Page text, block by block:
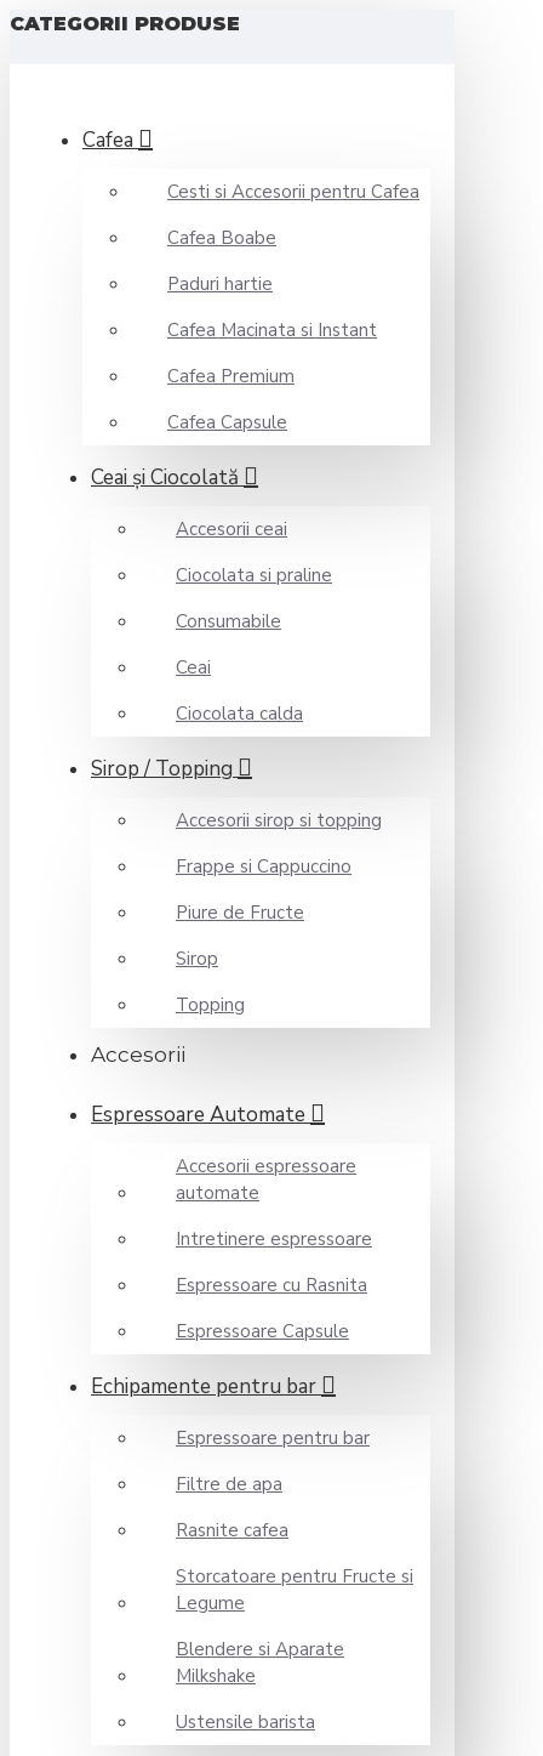
CATEGORII PRODUSE
Cafea
Cesti si Accesorii pentru Cafea
Cafea Boabe
Paduri hartie
Cafea Macinata si Instant
Cafea Premium
Cafea Capsule
Ceai şi Ciocolată
Accesorii ceai
Ciocolata si praline
Consumabile
Ceai
Ciocolata calda
Sirop / Topping
Accesorii sirop si topping
Frappe si Cappuccino
Piure de Fructe
Sirop
Topping
Accesorii
Espressoare Automate
Accesorii espressoare
automate
Intretinere espressoare
Espressoare cu Rasnita
Espressoare Capsule
Echipamente pentru bar
Espressoare pentru bar
Filtre de apa
Rasnite cafea
Storcatoare pentru Fructe si
Legume
Blendere si Aparate
Milkshake
Ustensile barista